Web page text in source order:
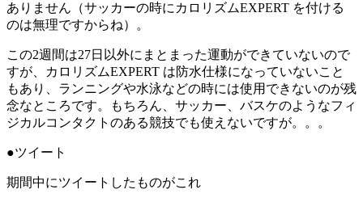
ありません（サッカーの時にカロリズムEXPERT を付ける
のは無理ですからね）。
この2週間は27日以外にまとまった運動ができていないので
すが、カロリズムEXPERT は防水仕様になっていないこと
もあり、ランニングや水泳などの時には使用できないのが残
念なところです。もちろん、サッカー、バスケのようなフィ
ジカルコンタクトのある競技でも使えないですが。。。
●ツイート
期間中にツイートしたものがこれ